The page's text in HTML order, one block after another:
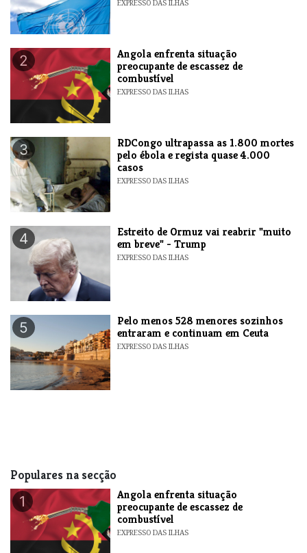
EXPRESSO DAS ILHAS
2
Angola enfrenta situação
preocupante de escassez de
combustível
EXPRESSO DAS ILHAS
3
RDCongo ultrapassa as 1.800 mortes
pelo ébola e regista quase 4.000
casos
EXPRESSO DAS ILHAS
4
Estreito de Ormuz vai reabrir "muito
em breve" - Trump
EXPRESSO DAS ILHAS
5
Pelo menos 528 menores sozinhos
entraram e continuam em Ceuta
EXPRESSO DAS ILHAS
Populares na secção
1
Angola enfrenta situação
preocupante de escassez de
combustível
EXPRESSO DAS ILHAS